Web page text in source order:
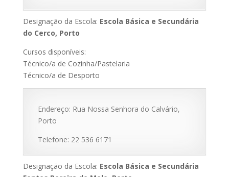
Designação da Escola: Escola Básica e Secundária
do Cerco, Porto
Cursos disponíveis:
Técnico/a de Cozinha/Pastelaria
Técnico/a de Desporto
Endereço: Rua Nossa Senhora do Calvário,
Porto
Telefone: 22 536 6171
Designação da Escola: Escola Básica e Secundária